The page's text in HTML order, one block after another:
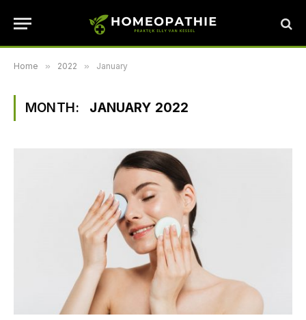
Home » 2022 » January
MONTH: JANUARY 2022